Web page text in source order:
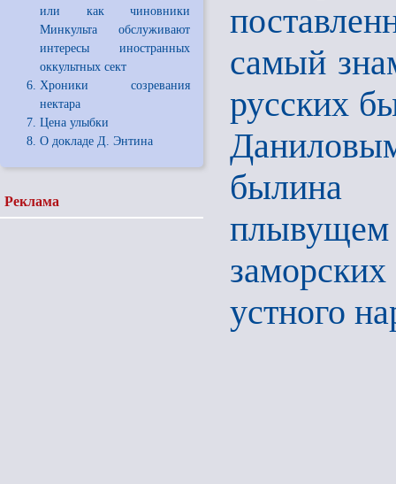
или как чиновники
Минкульта обслуживают
интересы иностранных
оккультных сект
Хроники созревания
нектара
Цена улыбки
О докладе Д. Энтина
Реклама
самый
русских
былина
устного